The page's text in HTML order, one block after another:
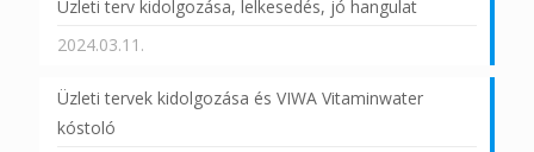
Üzleti terv kidolgozása, lelkesedés, jó hangulat
2024.03.11.
Üzleti tervek kidolgozása és VIWA Vitaminwater
kóstoló